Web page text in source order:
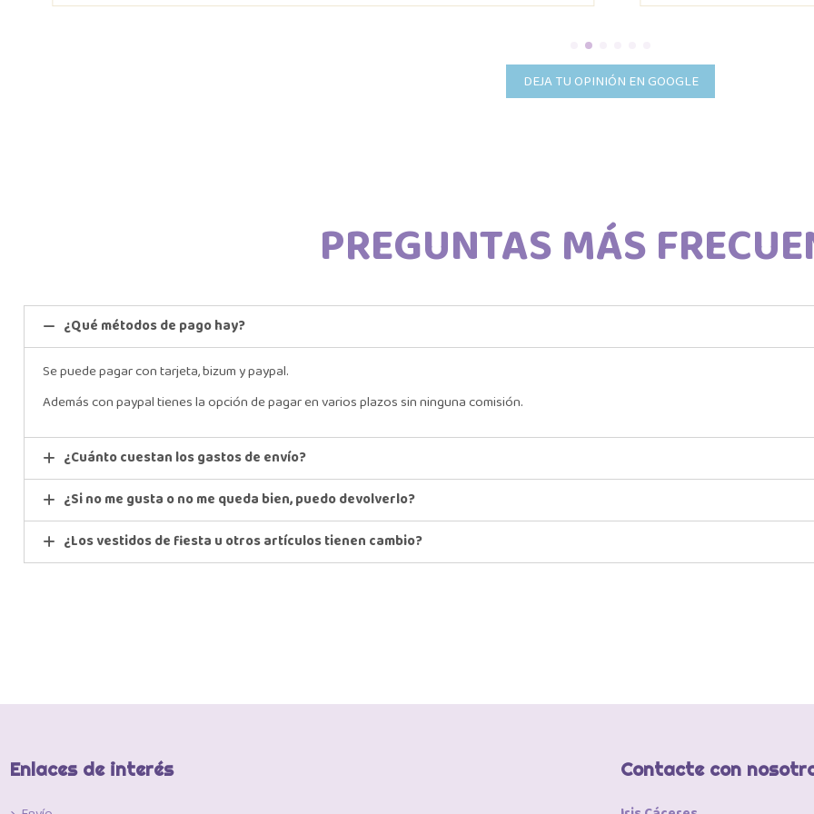
DEJA TU OPINIÓN EN GOOGLE
PREGUNTAS MÁS
¿Qué métodos de pago hay?
Se puede pagar con tarjeta, bizum y paypal.
Además con paypal tienes la opción de pagar en varios plazos sin ninguna comisión.
¿Cuánto cuestan los gastos de envío?
¿Si no me gusta o no me queda bien, puedo devolverlo?
¿Los vestidos de fiesta u otros artículos tienen cambio?
Enlaces de interés Contacte con